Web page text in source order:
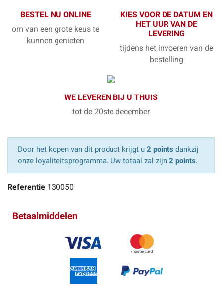
BESTEL NU ONLINE
om van een grote keus te
kunnen genieten
KIES VOOR DE DATUM EN
HET UUR VAN DE
LEVERING
tijdens het invoeren van de
bestelling
WE LEVEREN BIJ U THUIS
tot de 20ste december
Door het kopen van dit product krijgt u 2 points dankzij
onze loyaliteitsprogramma. Uw totaal zal zijn 2 points.
Referentie 130050
Betaalmiddelen